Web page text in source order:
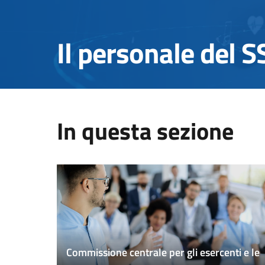
Il personale del
In questa sezione
Commissione centrale per gli esercenti e le